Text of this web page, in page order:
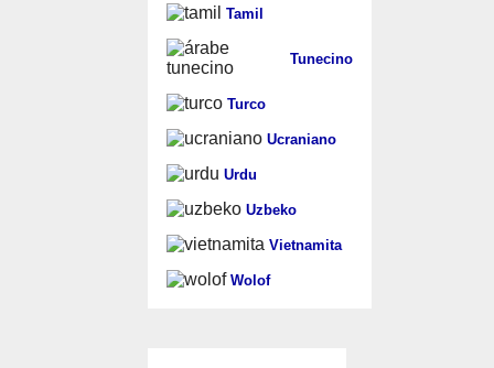
Tamil
Tunecino
Turco
Ucraniano
Urdu
Uzbeko
Vietnamita
Wolof